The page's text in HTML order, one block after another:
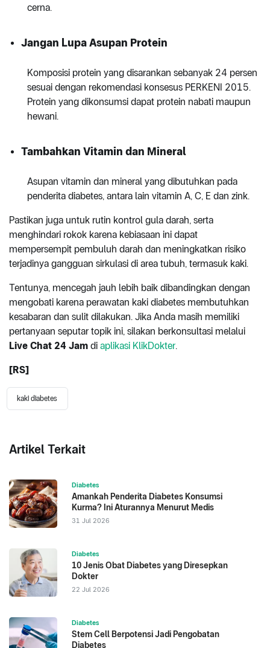
cerna.
Jangan Lupa Asupan Protein
Komposisi protein yang disarankan sebanyak 24 persen
sesuai dengan rekomendasi konsesus PERKENI 2015.
Protein yang dikonsumsi dapat protein nabati maupun
hewani.
Tambahkan Vitamin dan Mineral
Asupan vitamin dan mineral yang dibutuhkan pada
penderita diabetes, antara lain vitamin A, C, E dan zink.
Pastikan juga untuk rutin kontrol gula darah, serta
menghindari rokok karena kebiasaan ini dapat
mempersempit pembuluh darah dan meningkatkan risiko
terjadinya gangguan sirkulasi di area tubuh, termasuk kaki.
Tentunya, mencegah jauh lebih baik dibandingkan dengan
mengobati karena perawatan kaki diabetes membutuhkan
kesabaran dan sulit dilakukan. Jika Anda masih memiliki
pertanyaan seputar topik ini, silakan berkonsultasi melalui
Live Chat 24 Jam di aplikasi KlikDokter.
[RS]
kaki diabetes
Artikel Terkait
Diabetes
Amankah Penderita Diabetes Konsumsi
Kurma? Ini Aturannya Menurut Medis
31 Jul 2026
Diabetes
10 Jenis Obat Diabetes yang Diresepkan
Dokter
22 Jul 2026
Diabetes
Stem Cell Berpotensi Jadi Pengobatan
Diabetes